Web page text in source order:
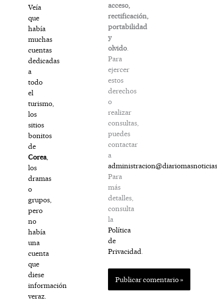
Veía
que
había
muchas
cuentas
dedicadas
a
todo
el
turismo,
los
sitios
bonitos
de
Corea,
los
dramas
o
grupos,
pero
no
había
una
cuenta
que
diese
información
veraz.
acceso,
rectificación,
portabilidad
y
olvido.
Para
ejercer
estos
derechos
o
realizar
consultas,
puedes
contactar
a
Para
más
detalles,
consulta
la
Política
de
Privacidad